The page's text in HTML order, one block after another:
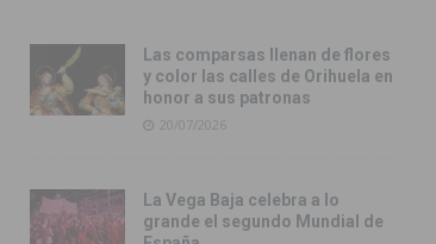
Las comparsas llenan de flores
y color las calles de Orihuela en
honor a sus patronas
20/07/2026
La Vega Baja celebra a lo
grande el segundo Mundial de